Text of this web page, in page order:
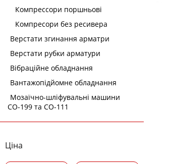
Компрессори поршньові
Компресори без ресивера
Верстати згинання арматри
Верстати рубки арматури
Вібраційне обладнання
Вантажопідйомне обладнання
Мозаїчно-шліфувальні машини
СО-199 та СО-111
Ціна